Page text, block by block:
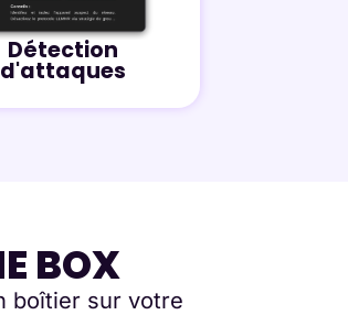
Détection
d'attaques
BOX
boîtier sur votre